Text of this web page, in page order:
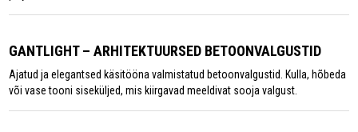
GANTLIGHT – ARHITEKTUURSED BETOONVALGUSTID
Ajatud ja elegantsed käsitööna valmistatud betoonvalgustid. Kulla, hõbeda
või vase tooni siseküljed, mis kiirgavad meeldivat sooja valgust.